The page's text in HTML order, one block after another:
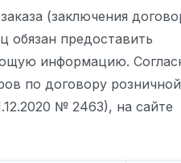
(заключения
обязан предоставить
информацию.
по договору розничной
№ 2463), на сайте